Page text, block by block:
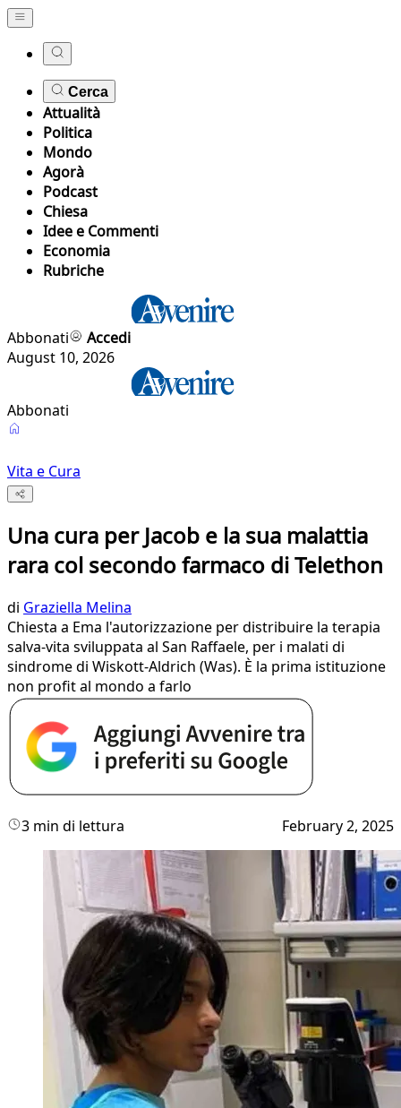
Cerca
Attualità
Politica
Mondo
Agorà
Podcast
Chiesa
Idee e Commenti
Economia
Rubriche
Abbonati
Accedi
August 10, 2026
Abbonati
Vita e Cura
Una cura per Jacob e la sua malattia
rara col secondo farmaco di Telethon
di Graziella Melina
Chiesta a Ema l'autorizzazione per distribuire la terapia
salva-vita sviluppata al San Raffaele, per i malati di
sindrome di Wiskott-Aldrich (Was). È la prima istituzione
non profit al mondo a farlo
3 min di lettura February 2, 2025